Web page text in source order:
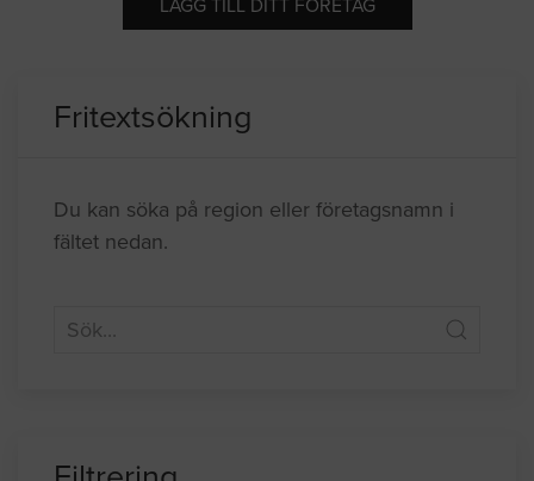
LÄGG TILL DITT FÖRETAG
Fritextsökning
fältet nedan.